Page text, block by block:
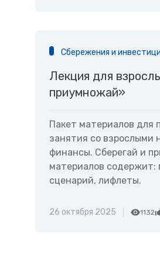
Сбережения и
Лекция для
приумножай»
Пакет материалов для
занятия со взрослыми
финансы. Сберегай и
материалов содержит:
сценарий, лифлеты.
26 октября 2025 1132